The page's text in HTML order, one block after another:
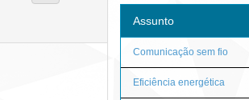
Assunto
Comunicação sem fio
Eficiência energética